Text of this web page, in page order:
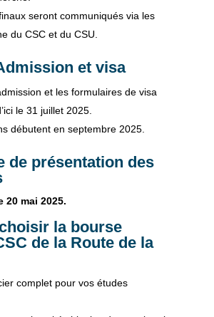
seront communiqués via les
du CSC et du CSU.
et visa
et les formulaires de visa
le 31 juillet 2025.
débutent en septembre 2025.
de présentation des
20 mai 2025.
la bourse
de la Route de la
complet pour vos études